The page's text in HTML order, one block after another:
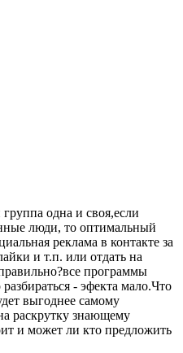
одна и своя,если
люди, то оптимальный
реклама в контакте за
и т.п. или отдать на
программы
- эфекта мало.Что
выгоднее самому
раскрутку знающему
и может ли кто предложить